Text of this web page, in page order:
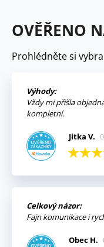
OVĚŘENO
Prohlédněte si
Výhody:
Vždy mi přišla
kompletní.
Jitka V.
Celkový názor:
Fajn komunikace i
Obec H.